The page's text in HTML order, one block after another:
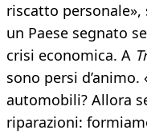
riscatto
un Paese segnato
crisi economica. A
sono persi
automobili? Allora
riparazioni: